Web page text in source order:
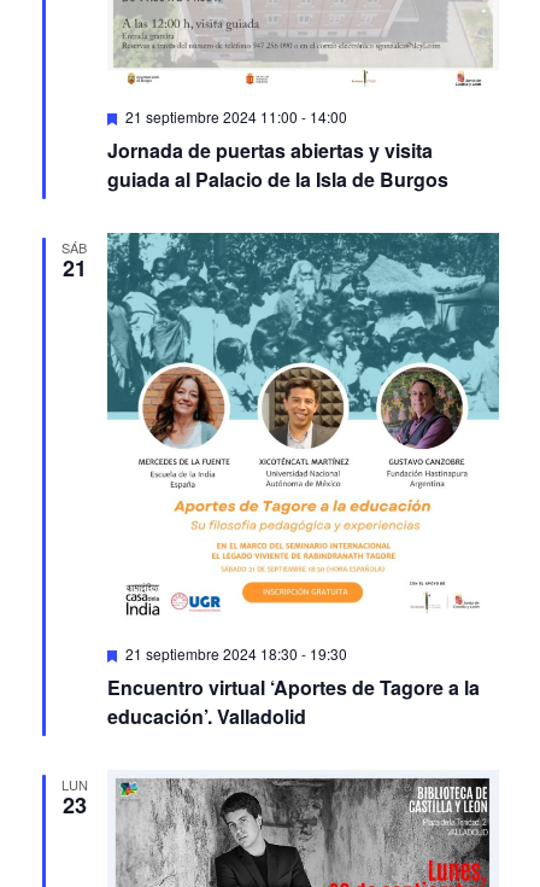
Featured
21 septiembre 2024 11:00-14:00
Jornada de puertas abiertas y visita
SÁB
Featured
21 septiembre 2024 18:30-19:30
Encuentro virtual ‘Aportes de Tagore a la
LUN